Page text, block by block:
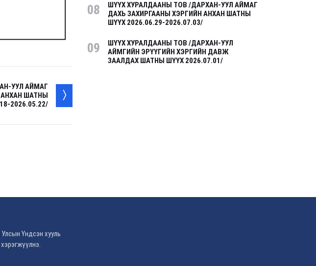
УУЛ АЙМАГ
ШАТНЫ
2026.05.22/
08
ШҮҮХ ХУРАЛДААНЫ ТОВ /ДАРХАН-УУЛ АЙМАГ
ДАХЬ ЗАХИРГААНЫ ХЭРГИЙН АНХАН ШАТНЫ
ШҮҮХ 2026.06.29-2026.07.03/
09
ШҮҮХ ХУРАЛДААНЫ ТОВ /ДАРХАН-УУЛ
АЙМГИЙН ЭРҮҮГИЙН ХЭРГИЙН ДАВЖ
ЗААЛДАХ ШАТНЫ ШҮҮХ 2026.07.01/
Үндсэн хууль